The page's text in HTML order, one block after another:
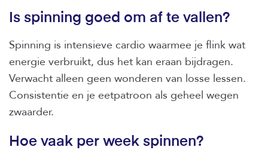
Is spinning goed om af te vallen?
Spinning is intensieve cardio waarmee je flink wat
energie verbruikt, dus het kan eraan bijdragen.
Verwacht alleen geen wonderen van losse lessen.
Consistentie en je eetpatroon als geheel wegen
zwaarder.
Hoe vaak per week spinnen?